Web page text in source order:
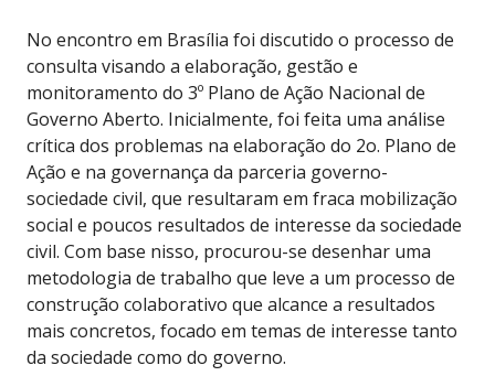
No encontro em Brasília foi discutido o processo de
consulta visando a elaboração, gestão e
monitoramento do 3º Plano de Ação Nacional de
Governo Aberto. Inicialmente, foi feita uma análise
crítica dos problemas na elaboração do 2o. Plano de
Ação e na governança da parceria governo-
sociedade civil, que resultaram em fraca mobilização
social e poucos resultados de interesse da sociedade
civil. Com base nisso, procurou-se desenhar uma
metodologia de trabalho que leve a um processo de
construção colaborativo que alcance a resultados
mais concretos, focado em temas de interesse tanto
da sociedade como do governo.